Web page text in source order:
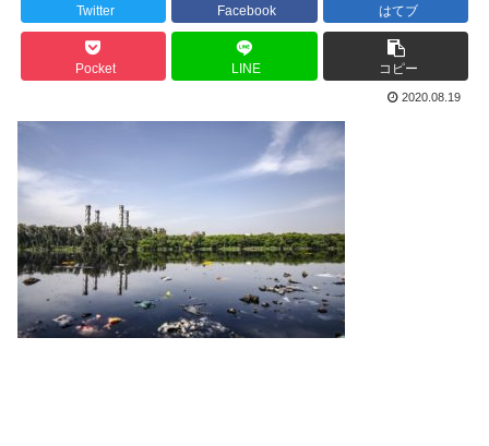
Twitter Facebook はてブ
Pocket LINE コピー
2020.08.19